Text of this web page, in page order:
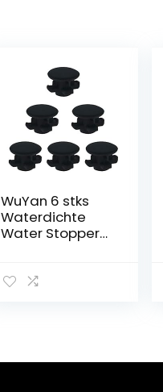
WuYan 6 stks
Waterdichte
Water Stopper
Dental Cleaning